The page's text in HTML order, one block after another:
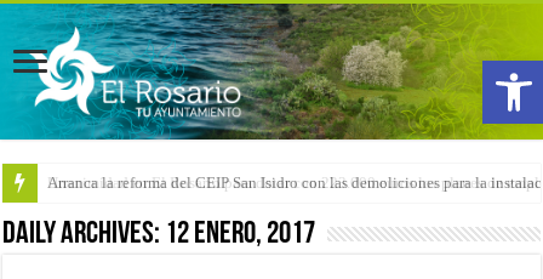
Arranca la reforma del CEIP San Isidro con las demoliciones para la
Daily Archives: 12 enero, 2017